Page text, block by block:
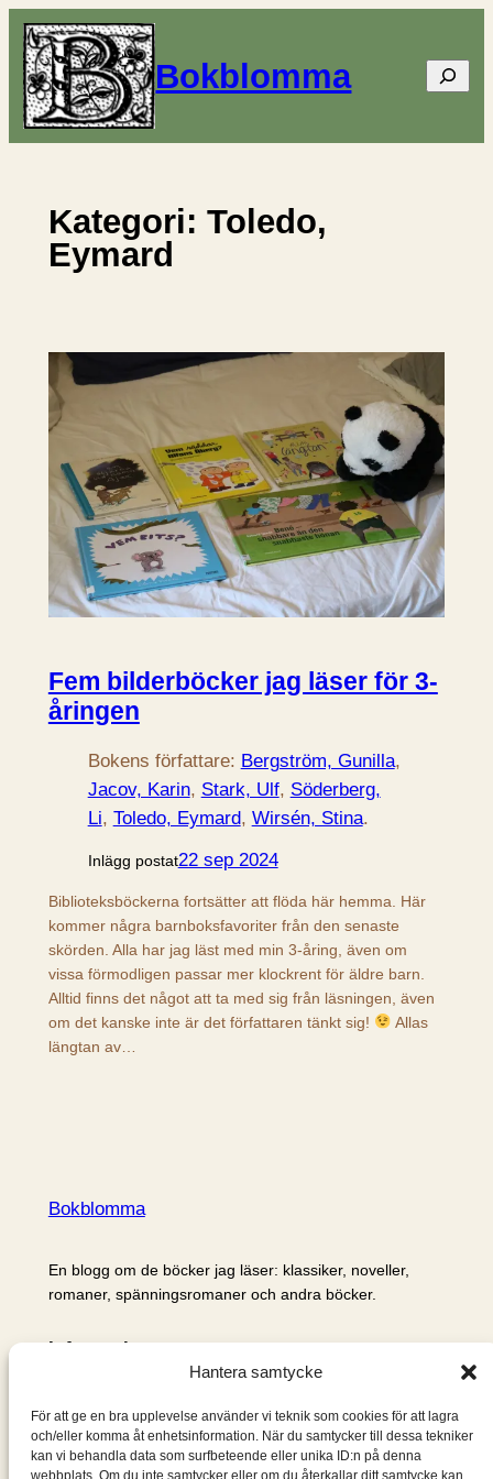
Hantera samtycke
För att ge en bra upplevelse använder vi teknik som cookies för att lagra
och/eller komma åt enhetsinformation. När du samtycker till dessa tekniker
kan vi behandla data som surfbeteende eller unika ID:n på denna
webbplats. Om du inte samtycker eller om du återkallar ditt samtycke kan
Hoppa
till
innehåll
Bokblomma Sök
Kategori: Toledo,
Eymard
Fem bilderböcker jag läser för 3-
åringen
Bokens författare: Bergström, Gunilla
Jacov, Karin, Stark, Ulf, Söderberg,
Li, Toledo, Eymard, Wirsén, Stina.
Inlägg postat22 sep 2024
Biblioteksböckerna fortsätter att flöda här hemma. Här
kommer några barnboksfavoriter från den senaste
skörden. Alla har jag läst med min 3-åring, även om
vissa förmodligen passar mer klockrent för äldre barn.
Alltid finns det något att ta med sig från läsningen, även
om det kanske inte är det författaren tänkt sig!
Allas
längtan av…
Bokblomma
En blogg om de böcker jag läser: klassiker, noveller,
romaner, spänningsromaner och andra böcker.
Information
Om mig & om bloggen
S
ö